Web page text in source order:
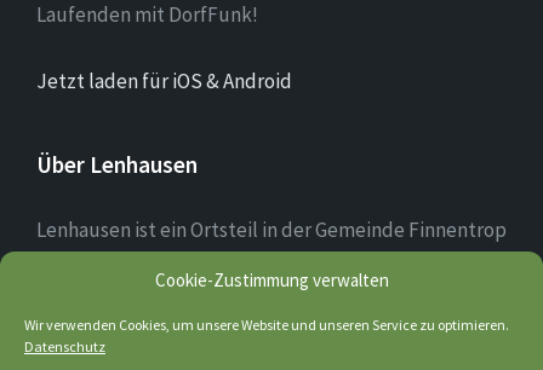
Cookie-Zustimmung verwalten
Wir verwenden Cookies, um unsere Website und unseren Service zu optimieren.
Datenschutz
Laufenden mit DorfFunk!
Jetzt laden für iOS & Android
Über Lenhausen
Lenhausen ist ein Ortsteil in der Gemeinde Finnentrop
im Sauerland mit rund 1.190 Einwohnern, der sich am
Zusammenfluss von Lenne und Fretter befindet. Das
Ortsbild des Dorfkerns ist teilweise noch altertümlich
geprägt; einige Fachwerkhäuser sind noch erhalten.